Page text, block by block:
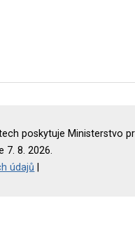
poskytuje Ministerstvo
7. 8. 2026.
údajů